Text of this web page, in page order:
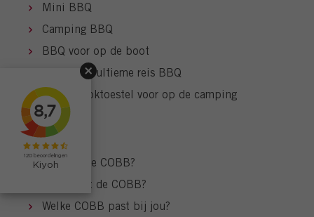
Mini BBQ
Camping BBQ
BBQ voor op de boot
COBB: De ultieme reis BBQ
COBB kooktoestel voor op de camping
HOW TO
Wat kan de COBB?
Hoe werkt de COBB?
Welke COBB past bij jou?